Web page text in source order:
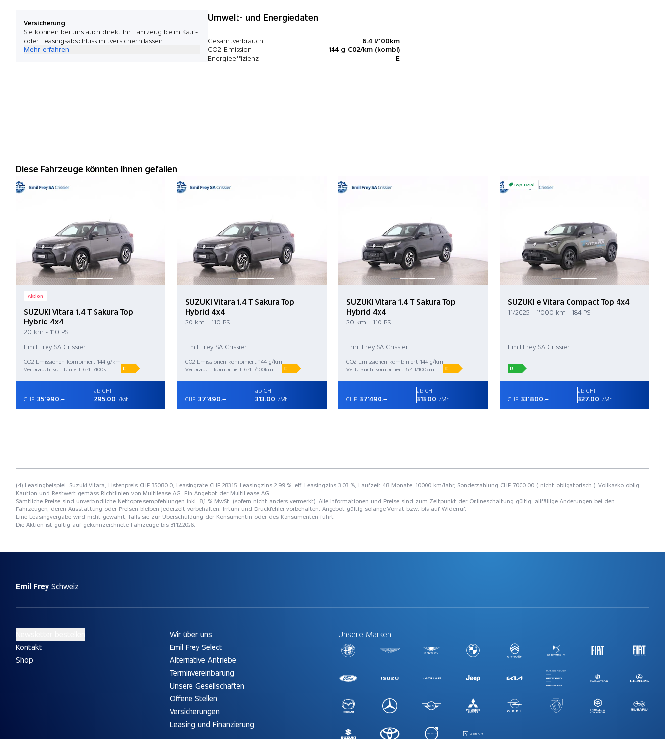
Versicherung
Sie können bei uns auch direkt Ihr Fahrzeug beim Kauf-
oder Leasingsabschluss mitversichern lassen.
Mehr erfahren
Umwelt- und Energiedaten
Gesamtverbrauch
6.4 l/100km
CO2-Emission
144 g C02/km (kombi)
Energieeffizienz
E
Diese Fahrzeuge könnten Ihnen gefallen
Aktion
SUZUKI Vitara 1.4 T Sakura Top
Hybrid 4x4
20 km - 110 PS
Emil Frey SA Crissier
CO2-Emissionen kombiniert 144 g/km
Verbrauch kombiniert 6.4 l/100km
E
CHF 35'990.–
ab CHF
295.00 /Mt.
SUZUKI Vitara 1.4 T Sakura Top
Hybrid 4x4
20 km - 110 PS
Emil Frey SA Crissier
CO2-Emissionen kombiniert 144 g/km
Verbrauch kombiniert 6.4 l/100km
E
CHF 37'490.–
ab CHF
313.00 /Mt.
SUZUKI Vitara 1.4 T Sakura Top
Hybrid 4x4
20 km - 110 PS
Emil Frey SA Crissier
CO2-Emissionen kombiniert 144 g/km
Verbrauch kombiniert 6.4 l/100km
E
CHF 37'490.–
ab CHF
313.00 /Mt.
Top Deal
SUZUKI e Vitara Compact Top 4x4
11/2025 - 1'000 km - 184 PS
Emil Frey SA Crissier
B
CHF 33'800.–
ab CHF
327.00 /Mt.
(4) Leasingbeispiel: Suzuki Vitara, Listenpreis CHF 35080.0, Leasingrate CHF 283.15, Leasingzins 2.99 %, eff. Leasingzins 3.03 %, Laufzeit 48 Monate, 10000 km/Jahr, Sonderzahlung CHF 7000.00 ( nicht obligatorisch ), Vollkasko oblig.
Kaution und Restwert gemäss Richtlinien von Multilease AG. Ein Angebot der MultiLease AG.
Sämtliche Preise sind unverbindliche Nettopreisempfehlungen inkl. 8,1 % MwSt. (sofern nicht anders vermerkt). Alle Informationen und Preise sind zum Zeitpunkt der Onlineschaltung gültig, allfällige Änderungen bei den
Fahrzeugen, deren Ausstattung oder Preisen bleiben jederzeit vorbehalten. Irrtum und Druckfehler vorbehalten. Angebot gültig solange Vorrat bzw. bis auf Widerruf.
Eine Leasingvergabe wird nicht gewährt, falls sie zur Überschuldung der Konsumentin oder des Konsumenten führt.
Die Aktion ist gültig auf gekennzeichnete Fahrzeuge bis 31.12.2026.
Emil Frey Schweiz
Kontakt
Shop
Wir über uns
Emil Frey Select
Alternative Antriebe
Terminvereinbarung
Unsere Gesellschaften
Offene Stellen
Versicherungen
Leasing und Finanzierung
Unsere Marken